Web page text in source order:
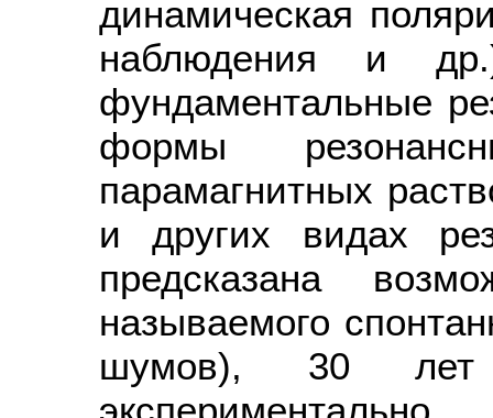
динамическая
наблюдения и
фундаментальные
формы
парамагнитных
и других видах
предсказана
называемого
шумов), 30 лет